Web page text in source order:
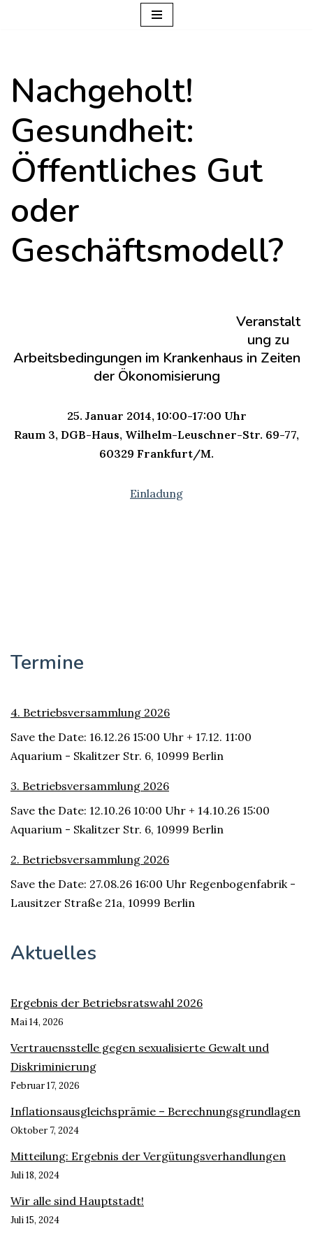
springen
Nachgeholt!
Gesundheit:
Öffentliches Gut
oder
Geschäftsmodell?
Veranstalt
ung zu
Arbeitsbedingungen im Krankenhaus in Zeiten
der Ökonomisierung
25. Januar 2014, 10:00-17:00 Uhr
Raum 3, DGB-Haus, Wilhelm-Leuschner-Str. 69-77,
60329 Frankfurt/M.
Einladung
Termine
4. Betriebsversammlung 2026
Save the Date: 16.12.26 15:00 Uhr + 17.12. 11:00
Aquarium - Skalitzer Str. 6, 10999 Berlin
3. Betriebsversammlung 2026
Save the Date: 12.10.26 10:00 Uhr + 14.10.26 15:00
Aquarium - Skalitzer Str. 6, 10999 Berlin
2. Betriebsversammlung 2026
Save the Date: 27.08.26 16:00 Uhr Regenbogenfabrik -
Lausitzer Straße 21a, 10999 Berlin
Aktuelles
Ergebnis der Betriebsratswahl 2026
Mai 14, 2026
Vertrauensstelle gegen sexualisierte Gewalt und
Diskriminierung
Februar 17, 2026
Inflationsausgleichsprämie – Berechnungsgrundlagen
Oktober 7, 2024
Mitteilung: Ergebnis der Vergütungsverhandlungen
Juli 18, 2024
Wir alle sind Hauptstadt!
Juli 15, 2024